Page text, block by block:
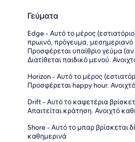
Γεύματα
Edge - Αυτό το μέρος
πρωινό, πρόγευμα, μεσημεριανό
Προσφέρεται υπαίθριο γεύμα (αν
Διατίθεται παιδικό μενού.
Horizon - Αυτό το μέρος
Προσφέρεται happy hour.
Drift - Αυτό το καφετέρια
Απαιτείται κράτηση. Ανοιχτό
Shore - Αυτό το μπαρ βρίσκεται
καθημερινά